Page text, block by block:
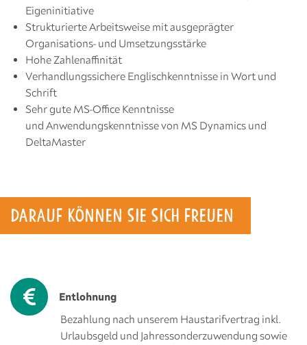
Eigeninitiative
Strukturierte Arbeitsweise mit ausgeprägter
Organisations- und Umsetzungsstärke
Hohe Zahlenaffinität
Verhandlungssichere Englischkenntnisse in Wort und
Schrift
Sehr gute MS-Office Kenntnisse
und Anwendungskenntnisse von MS Dynamics und
DeltaMaster
DARAUF KÖNNEN SIE SICH FREUEN
Entlohnung
Bezahlung nach unserem Haustarifvertrag inkl.
Urlaubsgeld und Jahressonderzuwendung sowie